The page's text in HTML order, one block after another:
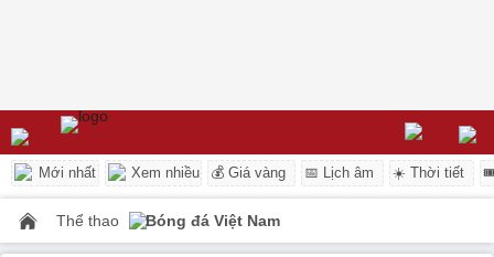
Mới nhất Xem nhiều 💰 Giá vàng 📅 Lịch âm ☀️ Thời tiết
Thể thao Bóng đá Việt Nam